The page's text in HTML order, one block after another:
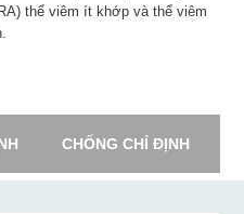
thể viêm ít khớp và thể viêm
CHỐNG CHỈ ĐỊNH